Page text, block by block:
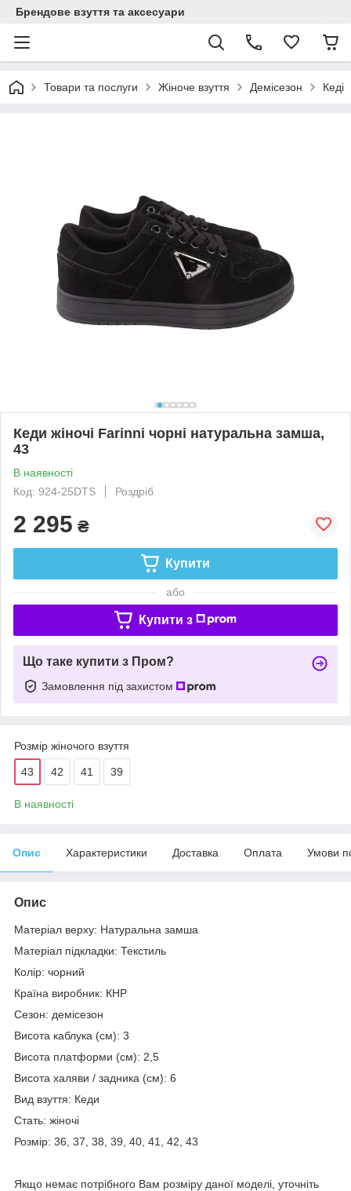
Брендове взуття та аксесуари
Товари та послуги Жіноче взуття Демісезон Кеді
Кеди жіночі Farinni чорні натуральна замша,
43
В наявності
Код: 924-25DTS
Роздріб
2 295 ₴
Купити
або
Купити з
Що таке купити з Пром?
Замовлення під захистом
Розмір жіночого взуття
43 42 41 39
В наявності
Опис Характеристики Доставка Оплата Умови
Опис
Матеріал верху: Натуральна замша
Матеріал підкладки: Текстиль
Колір: чорний
Країна виробник: КНР
Сезон: демісезон
Висота каблука (см): 3
Висота платформи (см): 2,5
Висота халяви / задника (см): 6
Вид взуття: Кеди
Стать: жіночі
Розмір: 36, 37, 38, 39, 40, 41, 42, 43
Якщо немає потрібного Вам розміру даної моделі, уточніть